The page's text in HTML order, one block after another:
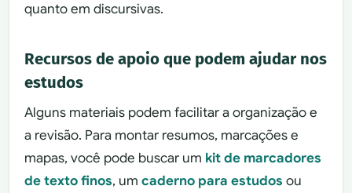
quanto em discursivas.
Recursos de apoio que podem ajudar nos
estudos
Alguns materiais podem facilitar a organização e
a revisão. Para montar resumos, marcações e
mapas, você pode buscar um kit de marcadores
de texto finos, umcaderno para estudos ou